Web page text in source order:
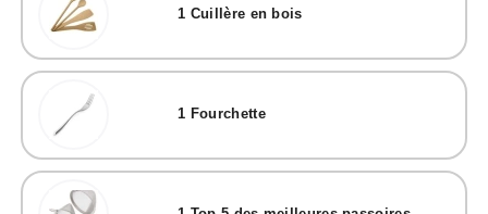
1 Cuillère en bois
1 Fourchette